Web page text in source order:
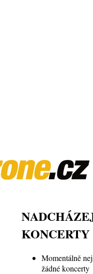
KONCERTY
Momentálně
žádné koncerty